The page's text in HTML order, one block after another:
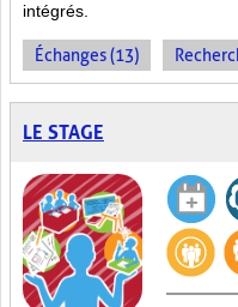
intégrés.
Échanges (13)
LE STAGE